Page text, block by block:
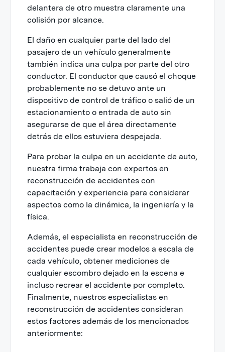
delantera de otro muestra claramente una
colisión por alcance.
El daño en cualquier parte del lado del
pasajero de un vehículo generalmente
también indica una culpa por parte del otro
conductor. El conductor que causó el choque
probablemente no se detuvo ante un
dispositivo de control de tráfico o salió de un
estacionamiento o entrada de auto sin
asegurarse de que el área directamente
detrás de ellos estuviera despejada.
Para probar la culpa en un accidente de auto,
nuestra firma trabaja con expertos en
reconstrucción de accidentes con
capacitación y experiencia para considerar
aspectos como la dinámica, la ingeniería y la
física.
Además, el especialista en reconstrucción de
accidentes puede crear modelos a escala de
cada vehículo, obtener mediciones de
cualquier escombro dejado en la escena e
incluso recrear el accidente por completo.
Finalmente, nuestros especialistas en
reconstrucción de accidentes consideran
estos factores además de los mencionados
anteriormente: